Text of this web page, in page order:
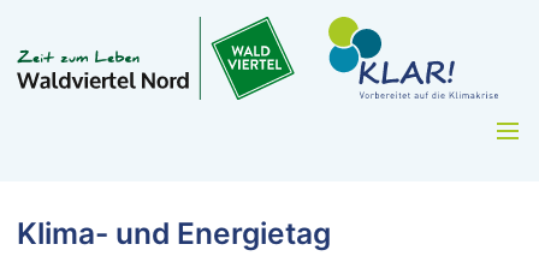
Klima- und Energietag